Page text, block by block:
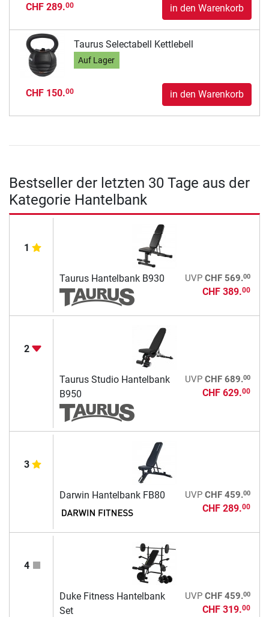
CHF 289.00 in den Warenkorb
Taurus Selectabell Kettlebell
Auf Lager
CHF 150.00 in den Warenkorb
Bestseller der letzten 30 Tage aus der
Kategorie Hantelbank
1
Taurus Hantelbank B930 UVP CHF 569.00
CHF 389.00
2
Taurus Studio Hantelbank
B950
UVP CHF 689.00
CHF 629.00
3
Darwin Hantelbank FB80 UVP CHF 459.00
CHF 289.00
4
Duke Fitness Hantelbank
Set
UVP CHF 459.00
CHF 319.00